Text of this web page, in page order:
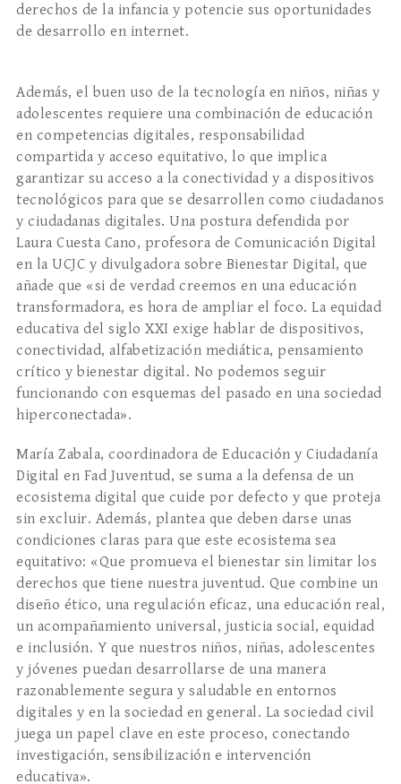
derechos de la infancia y potencie sus oportunidades
de desarrollo en internet.
Además, el buen uso de la tecnología en niños, niñas y
adolescentes requiere una combinación de educación
en competencias digitales, responsabilidad
compartida y acceso equitativo, lo que implica
garantizar su acceso a la conectividad y a dispositivos
tecnológicos para que se desarrollen como ciudadanos
y ciudadanas digitales. Una postura defendida por
Laura Cuesta Cano, profesora de Comunicación Digital
en la UCJC y divulgadora sobre Bienestar Digital, que
añade que «si de verdad creemos en una educación
transformadora, es hora de ampliar el foco. La equidad
educativa del siglo XXI exige hablar de dispositivos,
conectividad, alfabetización mediática, pensamiento
crítico y bienestar digital. No podemos seguir
funcionando con esquemas del pasado en una sociedad
hiperconectada».
María Zabala, coordinadora de Educación y Ciudadanía
Digital en Fad Juventud, se suma a la defensa de un
ecosistema digital que cuide por defecto y que proteja
sin excluir. Además, plantea que deben darse unas
condiciones claras para que este ecosistema sea
equitativo: «Que promueva el bienestar sin limitar los
derechos que tiene nuestra juventud. Que combine un
diseño ético, una regulación eficaz, una educación real,
un acompañamiento universal, justicia social, equidad
e inclusión. Y que nuestros niños, niñas, adolescentes
y jóvenes puedan desarrollarse de una manera
razonablemente segura y saludable en entornos
digitales y en la sociedad en general. La sociedad civil
juega un papel clave en este proceso, conectando
investigación, sensibilización e intervención
educativa».